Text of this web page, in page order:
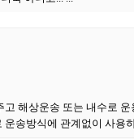
해상운송 또는 내수로 운
송방식에 관계없이 사용